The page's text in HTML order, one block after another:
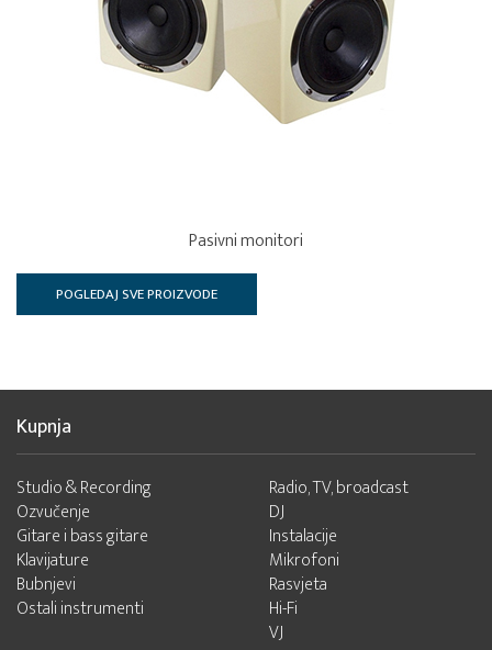
Pasivni monitori
POGLEDAJ SVE PROIZVODE
Kupnja
Studio & Recording
Ozvučenje
Gitare i bass gitare
Klavijature
Bubnjevi
Ostali instrumenti
Radio, TV, broadcast
DJ
Instalacije
Mikrofoni
Rasvjeta
Hi-Fi
VJ